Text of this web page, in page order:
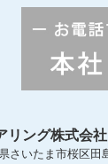
リング株式会社
さいたま市桜区田